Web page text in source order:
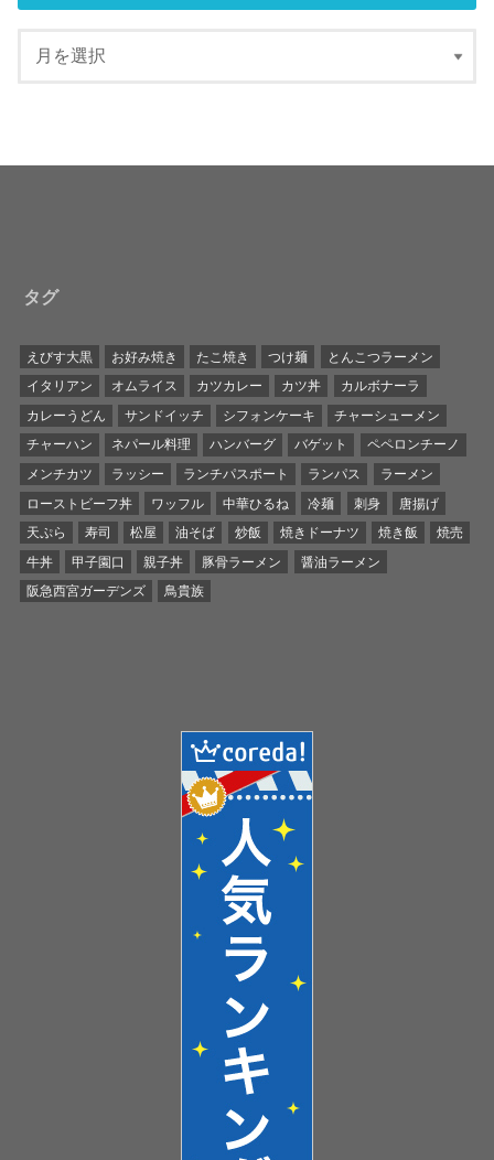
タグ
えびす大黒 お好み焼き たこ焼き つけ麺
とんこつラーメン
イタリアン
オムライス カツカレー カツ丼
カルボナーラ
カレーうどん
サンドイッチ シフォンケーキ
チャーシューメン
チャーハン
ネパール料理 ハンバーグ バゲット
ペペロンチーノ
メンチカツ
ラッシー ランチパスポート ランパス
ラーメン
ローストビーフ丼
ワッフル 中華ひるね 冷麺 刺身
唐揚げ
天ぷら
寿司 松屋 油そば 炒飯 焼きドーナツ 焼き飯
焼売
牛丼
甲子園口 親子丼 豚骨ラーメン
醤油ラーメン
阪急西宮ガーデンズ
鳥貴族